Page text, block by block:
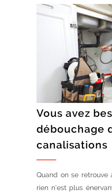
Vous avez
débouchage
canalisations
Quand on se retrouve
rien n’est plus